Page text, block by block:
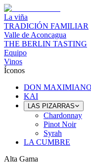
La viña
TRADICIÓN FAMILIAR
Valle de Aconcagua
THE BERLIN TASTING
Equipo
Vinos
Íconos
DON MAXIMIANO
KAI
LAS PIZARRAS
Chardonnay
Pinot Noir
Syrah
LA CUMBRE
Alta Gama